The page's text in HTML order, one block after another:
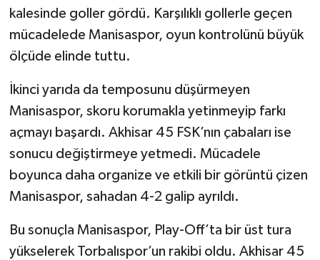
kalesinde goller gördü. Karşılıklı gollerle geçen
mücadelede Manisaspor, oyun kontrolünü büyük
ölçüde elinde tuttu.
İkinci yarıda da temposunu düşürmeyen
Manisaspor, skoru korumakla yetinmeyip farkı
açmayı başardı. Akhisar 45 FSK’nın çabaları ise
sonucu değiştirmeye yetmedi. Mücadele
boyunca daha organize ve etkili bir görüntü çizen
Manisaspor, sahadan 4-2 galip ayrıldı.
Bu sonuçla Manisaspor, Play-Off’ta bir üst tura
yükselerek Torbalıspor’un rakibi oldu. Akhisar 45